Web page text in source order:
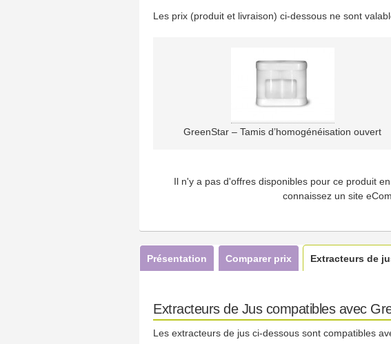
Les prix (produit et livraison) ci-dessous ne sont
GreenStar – Tamis d’homogénéisation ouvert
Il n'y a pas d'offres disponibles pour ce produit
connaissez un site
Présentation Comparer prix Extracteurs de
Extracteurs de Jus compatibles avec
Les extracteurs de jus ci-dessous sont compatibles